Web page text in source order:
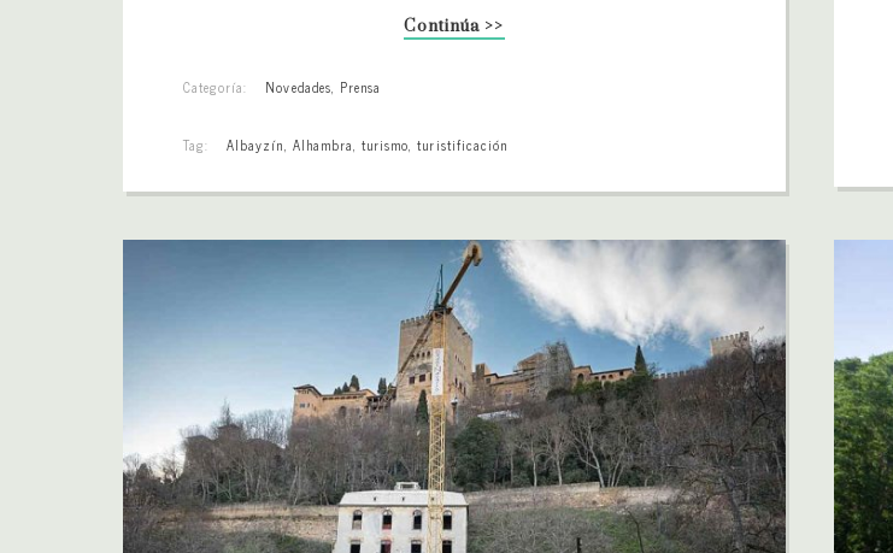
Continúa >>
Categoría: Novedades, Prensa
Tag: Albayzín, Alhambra,turismo,turistificación